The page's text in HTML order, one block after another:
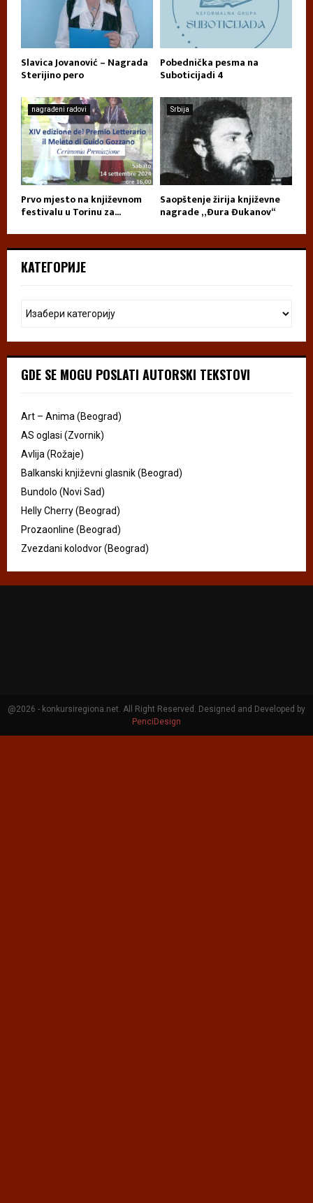
Slavica Jovanović – Nagrada
Sterijino pero
Pobednička pesma na
Suboticijadi 4
nagrađeni radovi
Prvo mjesto na književnom
festivalu u Torinu za...
Srbija
Saopštenje žirija književne
nagrade „Đura Đukanov“
КАТЕГОРИЈЕ
GDE SE MOGU POSLATI AUTORSKI TEKSTOVI
Art – Anima (Beograd)
AS oglasi (Zvornik)
Avlija (Rožaje)
Balkanski književni glasnik (Beograd)
Bundolo (Novi Sad)
Helly Cherry (Beograd)
Prozaonline (Beograd)
Zvezdani kolodvor (Beograd)
@2026 - konkursiregiona.net. All Right Reserved. Designed and Developed by
PenciDesign